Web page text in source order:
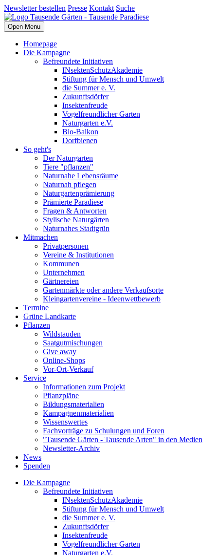
Newsletter bestellen Presse Kontakt Suche
Open Menu
Homepage
Die Kampagne
Befreundete Initiativen
INsektenSchutzAkademie
Stiftung für Mensch und Umwelt
die Summer e. V.
Zukunftsdörfer
Insektenfreude
Vogelfreundlicher Garten
Naturgarten e.V.
Bio-Balkon
Dorfbienen
So geht's
Der Naturgarten
Tiere "pflanzen"
Naturnahe Lebensräume
Naturnah pflegen
Naturgartenprämierung
Prämierte Paradiese
Fragen & Antworten
Stylische Naturgärten
Naturnahes Stadtgrün
Mitmachen
Privatpersonen
Vereine & Institutionen
Kommunen
Unternehmen
Gärtnereien
Gartenmärkte oder andere Verkaufsorte
Kleingartenvereine - Ideenwettbewerb
Termine
Grüne Landkarte
Pflanzen
Wildstauden
Saatgutmischungen
Give away
Online-Shops
Vor-Ort-Verkauf
Service
Informationen zum Projekt
Pflanzpläne
Bildungsmaterialien
Kampagnenmaterialien
Wissenswertes
Fachvorträge zu Schulungen und Foren
"Tausende Gärten - Tausende Arten" in den Medien
Newsletter-Archiv
News
Spenden
Die Kampagne
Befreundete Initiativen
INsektenSchutzAkademie
Stiftung für Mensch und Umwelt
die Summer e. V.
Zukunftsdörfer
Insektenfreude
Vogelfreundlicher Garten
Naturgarten e.V.